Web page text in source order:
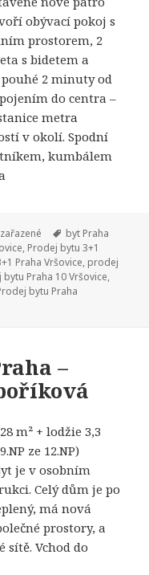
obývací pokoj s
prostorem, 2
s bidetem a
2 minuty od
do centra –
metra
v okolí. Spodní
kumbálem
Štítky:
byt Praha
, Prodej bytu 3+1
Praha Vršovice, prodej
bytu Praha 10 Vršovice,
bytu Praha
–
m² + lodžie 3,3
ze 12.NP)
je v osobním
Celý dům je po
má nová
prostory, a
sítě. Vchod do